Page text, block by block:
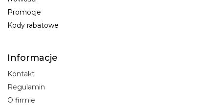
Promocje
Kody rabatowe
Informacje
Kontakt
Regulamin
O firmie